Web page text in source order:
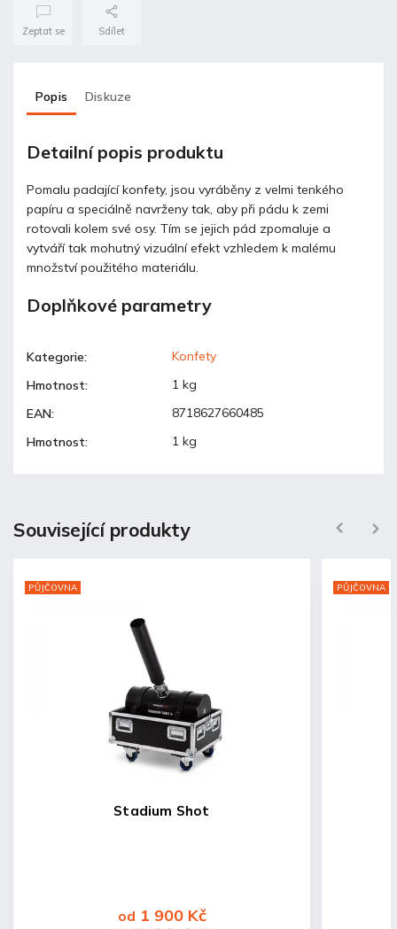
Zeptat se Sdílet
Popis Diskuze
Detailní popis produktu
Pomalu padající konfety, jsou vyráběny z velmi tenkého
papíru a speciálně navrženy tak, aby při pádu k zemi
rotovali kolem své osy. Tím se jejich pád zpomaluje a
vytváří tak mohutný vizuální efekt vzhledem k malému
množství použitého materiálu.
Doplňkové parametry
Kategorie:
Konfety
Hmotnost:
1 kg
EAN:
8718627660485
Hmotnost: 1 kg
Související produkty Previous
PŮJČOVNA
Stadium Shot
od 1 900 Kč
PŮJČOVNA
Next